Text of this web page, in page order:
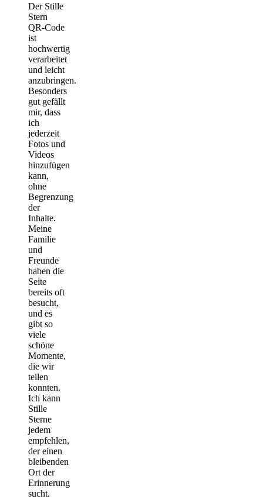
Der Stille
Stern
QR-Code
ist
hochwertig
verarbeitet
und leicht
anzubringen.
Besonders
gut gefällt
mir, dass
ich
jederzeit
Fotos und
Videos
hinzufügen
kann,
ohne
Begrenzung
der
Inhalte.
Meine
Familie
und
Freunde
haben die
Seite
bereits oft
besucht,
und es
gibt so
viele
schöne
Momente,
die wir
teilen
konnten.
Ich kann
Stille
Sterne
jedem
empfehlen,
der einen
bleibenden
Ort der
Erinnerung
sucht.